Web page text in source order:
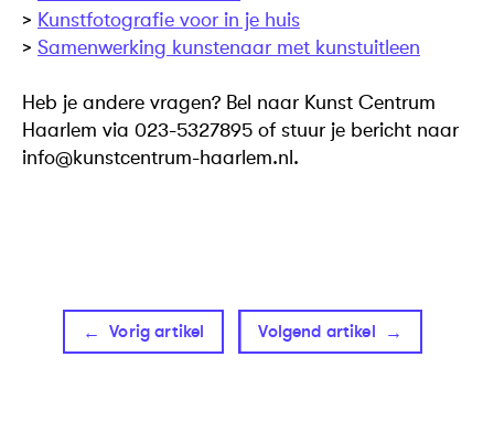
> Kunstfotografie voor in je huis
> Samenwerking kunstenaar met kunstuitleen
Heb je andere vragen? Bel naar Kunst Centrum
Haarlem via 023-5327895 of stuur je bericht naar
info@kunstcentrum-haarlem.nl.
Vorig artikel Volgend artikel